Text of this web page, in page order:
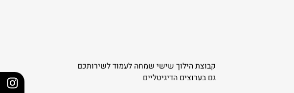
קבוצת הילוך שישי שמחה לעמוד לשירותכם
גם בערוצים הדיגיטליים